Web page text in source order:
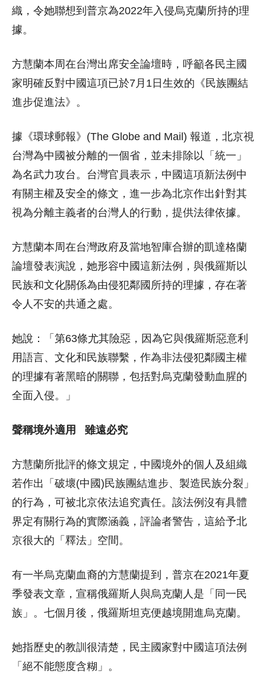
織，令她聯想到普京為2022年入侵烏克蘭所持的理
據。
方慧蘭本周在台灣出席安全論壇時，呼籲各民主國
家明確反對中國這項已於7月1日生效的《民族團結
進步促進法》。
據《環球郵報》(The Globe and Mail) 報道，北京視
台灣為中國被分離的一個省，並未排除以「統一」
為名武力攻台。台灣官員表示，中國這項新法例中
有關主權及安全的條文，進一步為北京作出針對其
視為分離主義者的台灣人的行動，提供法律依據。
方慧蘭本周在台灣政府及當地智庫合辦的凱達格蘭
論壇發表演說，她形容中國這新法例，與俄羅斯以
民族和文化關係為由侵犯鄰國所持的理據，存在著
令人不安的共通之處。
她說：「第63條尤其險惡，因為它與俄羅斯惡意利
用語言、文化和民族聯繫，作為非法侵犯鄰國主權
的理據有著黑暗的關聯，包括對烏克蘭發動血腥的
全面入侵。」
聲稱境外適用 雖遠必究
方慧蘭所批評的條文規定，中國境外的個人及組織
若作出「破壞(中國)民族團結進步、製造民族分裂」
的行為，可被北京依法追究責任。該法例沒有具體
界定有關行為的實際涵義，評論者警告，這給予北
京很大的「釋法」空間。
有一半烏克蘭血裔的方慧蘭提到，普京在2021年夏
季發表文章，宣稱俄羅斯人與烏克蘭人是「同一民
族」。七個月後，俄羅斯坦克便越境開進烏克蘭。
她指歷史的教訓很清楚，民主國家對中國這項法例
「絕不能態度含糊」。